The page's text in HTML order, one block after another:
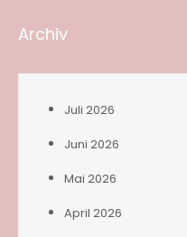
Archiv
Juli 2026
Juni 2026
Mai 2026
April 2026